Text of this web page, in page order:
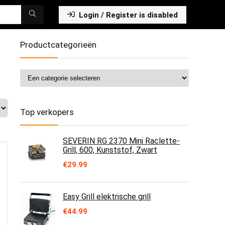
Login / Register is disabled
Productcategorieën
Top verkopers
SEVERIN RG 2370 Mini Raclette-
Grill, 600, Kunststof, Zwart
€29.99
Easy Grill elektrische grill
€44.99